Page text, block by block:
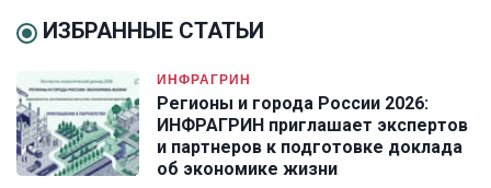
ИЗБРАННЫЕ СТАТЬИ
ИНФРАГРИН
Регионы и города России 2026:
ИНФРАГРИН приглашает экспертов
и партнеров к подготовке доклада
об экономике жизни